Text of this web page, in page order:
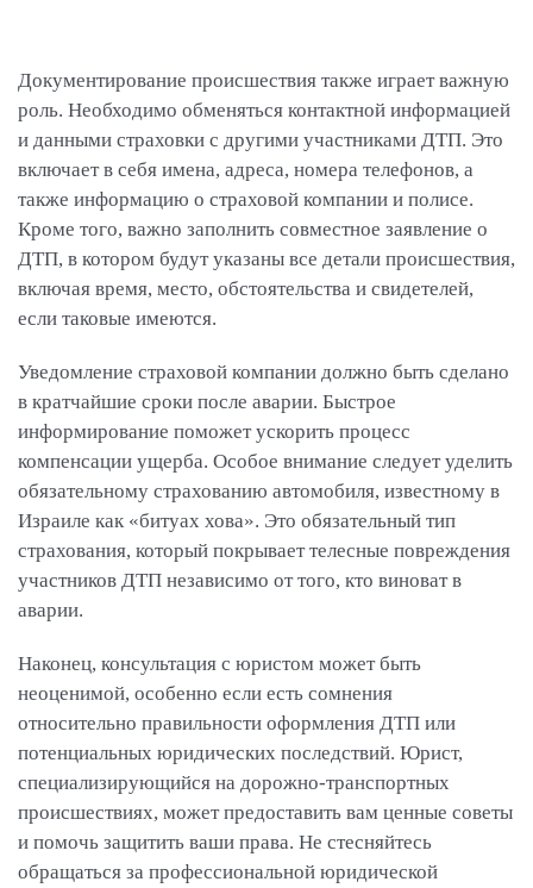
Документирование происшествия также играет важную
роль. Необходимо обменяться контактной информацией
и данными страховки с другими участниками ДТП. Это
включает в себя имена, адреса, номера телефонов, а
также информацию о страховой компании и полисе.
Кроме того, важно заполнить совместное заявление о
ДТП, в котором будут указаны все детали происшествия,
включая время, место, обстоятельства и свидетелей,
если таковые имеются.
Уведомление страховой компании должно быть сделано
в кратчайшие сроки после аварии. Быстрое
информирование поможет ускорить процесс
компенсации ущерба. Особое внимание следует уделить
обязательному страхованию автомобиля, известному в
Израиле как «битуах хова». Это обязательный тип
страхования, который покрывает телесные повреждения
участников ДТП независимо от того, кто виноват в
аварии.
Наконец, консультация с юристом может быть
неоценимой, особенно если есть сомнения
относительно правильности оформления ДТП или
потенциальных юридических последствий. Юрист,
специализирующийся на дорожно-транспортных
происшествиях, может предоставить вам ценные советы
и помочь защитить ваши права. Не стесняйтесь
обращаться за профессиональной юридической